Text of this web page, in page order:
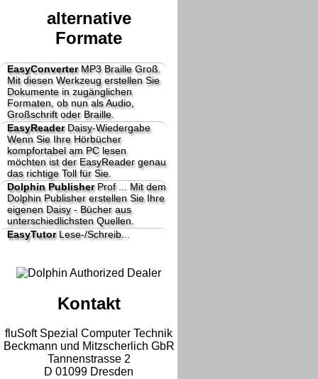
alternative
Formate
EasyConverterMP3 Braille Groß.
Mit diesen Werkzeug erstellen Sie
Dokumente in zugänglichen
Formaten, ob nun als Audio,
Großschrift oder Braille.
EasyReaderDaisy-Wiedergabe
Wenn Sie Ihre Hörbücher
kompfortabel am PC lesen
möchten ist der EasyReader genau
das richtige Toll für Sie.
Dolphin PublisherProf ...
Mit dem
Dolphin Publisher erstellen Sie Ihre
eigenen Daisy - Bücher aus
unterschiedlichsten Quellen.
EasyTutorLese-/Schreib...
Kontakt
fluSoft Spezial Computer Technik
Beckmann und Mitzscherlich GbR
Tannenstrasse 2
D 01099 Dresden
Ok, verstanden Mehr Infos